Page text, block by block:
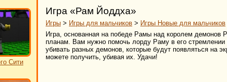
Сити
Игра «Рам Йоддха»
Игры > Игры для мальчиков > Игры Новые для мальчиков
Игра, основанная на победе Рамы над королем демонов
планам. Вам нужно помочь лорду Раму в его
убивать разных демонов, которые будут появляться на
можете получить, убивая их. Удачи!